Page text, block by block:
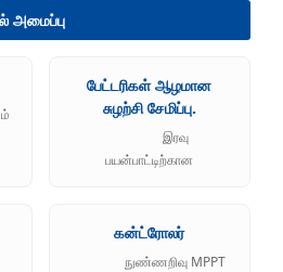
அமைப்பு
பேட்டரிகள் ஆழமான
சுழற்சி சேமிப்பு.
இரவு
பயன்பாட்டிற்கான
கன்ட்ரோலர்
நுண்ணறிவு MPPT